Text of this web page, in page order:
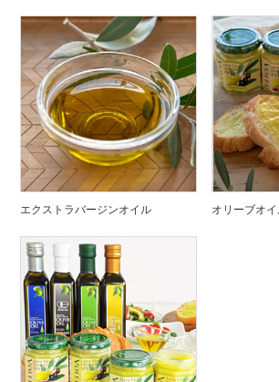
エクストラバージンオイル オリーブオ